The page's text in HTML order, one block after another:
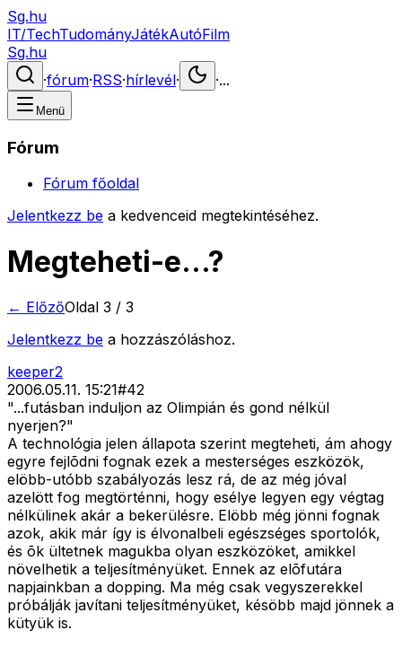
Sg.hu
IT/TechTudományJátékAutóFilm
Sg.hu
·fórum·RSS·hírlevél· ·...
Menü
Fórum
Fórum főoldal
Jelentkezz be a kedvenceid megtekintéséhez.
Megteheti-e...?
← ElőzőOldal 3 / 3
Jelentkezz be a hozzászóláshoz.
keeper2
2006.05.11. 15:21#42
"...futásban induljon az Olimpián és gond nélkül
nyerjen?"
A technológia jelen állapota szerint megteheti, ám ahogy
egyre fejlõdni fognak ezek a mesterséges eszközök,
elöbb-utóbb szabályozás lesz rá, de az még jóval
azelött fog megtörténni, hogy esélye legyen egy végtag
nélkülinek akár a bekerülésre. Elöbb még jönni fognak
azok, akik már így is élvonalbeli egészséges sportolók,
és õk ültetnek magukba olyan eszközöket, amikkel
növelhetik a teljesítményüket. Ennek az elõfutára
napjainkban a dopping. Ma még csak vegyszerekkel
próbálják javítani teljesítményüket, késöbb majd jönnek a
kütyük is.